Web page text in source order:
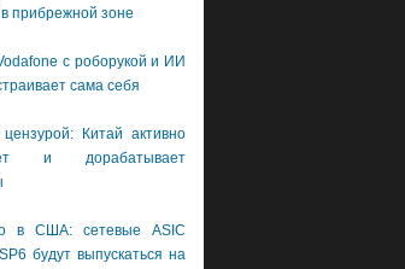
прибрежной зоне
с роборукой и ИИ
сама себя
цензурой: Китай активно
и дорабатывает
в США: сетевые ASIC
будут выпускаться на